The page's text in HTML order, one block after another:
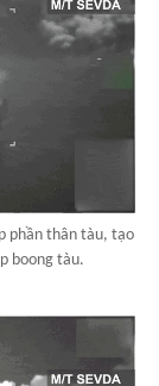
phần thân tàu, tạo
boong tàu.